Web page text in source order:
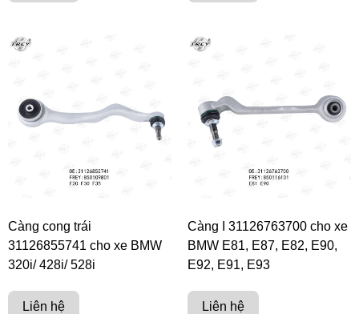
Càng cong trái
31126855741 cho xe BMW
320i/ 428i/ 528i
Liên hệ
Càng I 31126763700 cho xe
BMW E81, E87, E82, E90,
E92, E91, E93
Liên hệ